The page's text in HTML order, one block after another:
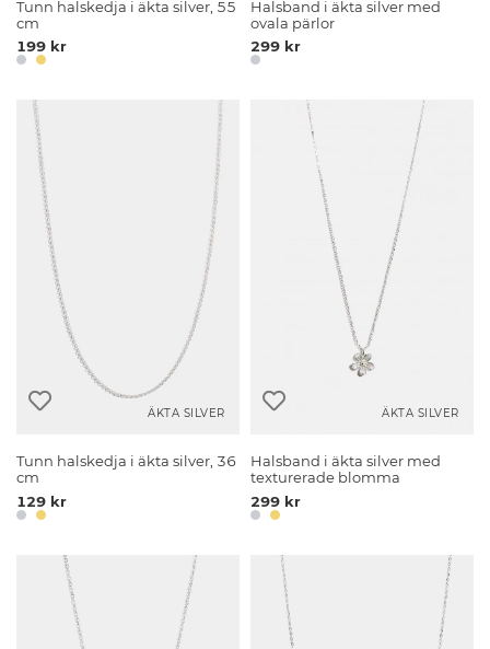
Tunn halskedja i äkta silver, 55
cm
199 kr
Halsband i äkta silver med
ovala pärlor
299 kr
ÄKTA SILVER
Tunn halskedja i äkta silver, 36
cm
129 kr
ÄKTA SILVER
Halsband i äkta silver med
texturerade blomma
299 kr